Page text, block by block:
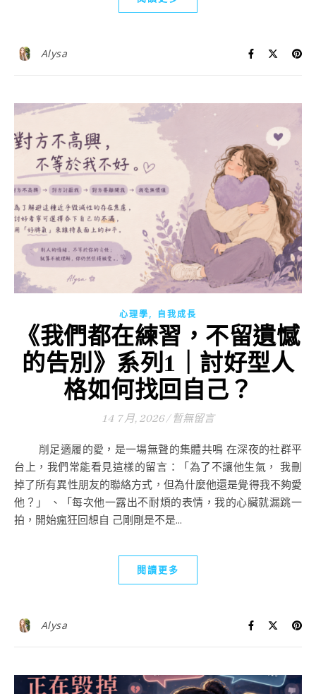
Alysa
心理學, 自我成長
《我們都在練習，不留遺憾
的告別》系列1｜討好型人
格如何找回自己？
14 7 月, 2026 / 暫無留言
削足適履的愛，是一場無聲的集體共鳴 在深夜的社群平
台上，我們常能看見這樣的留言：「為了不讓他生氣， 我刪
掉了所有異性朋友的聯絡方式，但為什麼他還是覺得我不夠愛
他？」 、「每次他一露出不耐煩的表情，我的心臟就漏跳一
拍，開始瘋狂回想自 己剛剛是不是...
閱讀更多
Alysa